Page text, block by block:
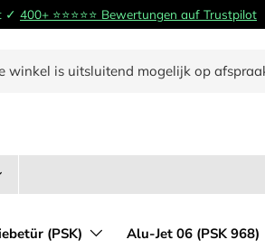
✓ 400+ ⭐️⭐️⭐️⭐️⭐️ Bewertungen auf Trustpilot
winkel is uitsluitend mogelijk op
(PSK)
Alu-Jet 06 (PSK 968)